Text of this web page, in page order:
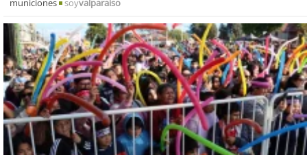
municiones soyvalparaiso